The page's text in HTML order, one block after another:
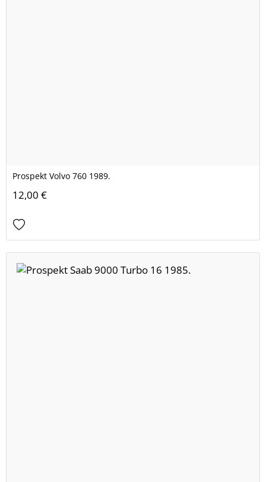
Prospekt Volvo 760 1989.
12,00 €